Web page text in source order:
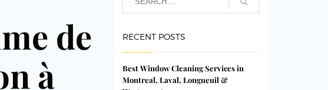
de
à
RECENT POSTS
Best Window Cleaning Services in
Montreal, Laval, Longueuil &